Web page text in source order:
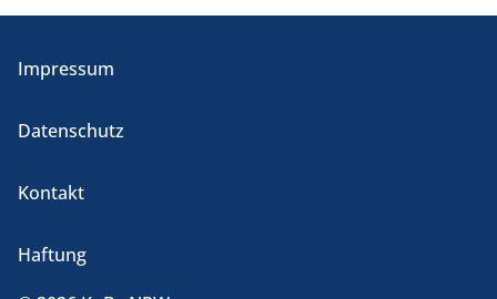
Impressum
Datenschutz
Kontakt
Haftung